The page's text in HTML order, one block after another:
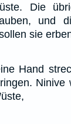
Die
und
sie
Hand
Ninive